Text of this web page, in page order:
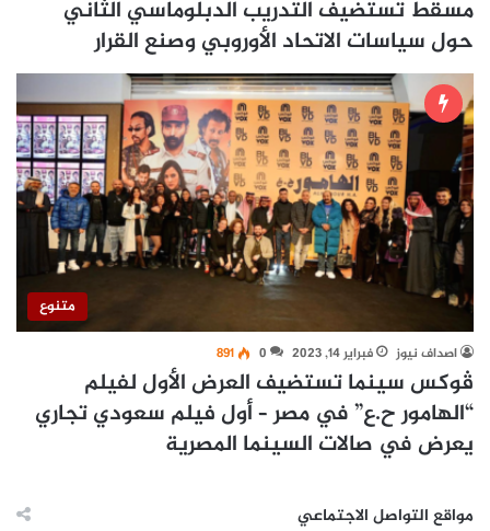
مسقط تستضيف التدريب الدبلوماسي الثاني
حول سياسات الاتحاد الأوروبي وصنع القرار
متنوع
اصداف نيوز فبراير 14, 2023 0
891
ڤوكس سينما تستضيف العرض الأول لفيلم
“الهامور ح.ع” في مصر – أول فيلم سعودي تجاري
يعرض في صالات السينما المصرية
مواقع التواصل الاجتماعي